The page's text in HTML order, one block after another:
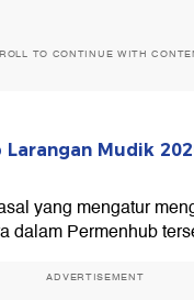
TO CONTINUE WITH
Larangan Mudik
yang mengatur
dalam Permenhub
ADVERTISEMENT